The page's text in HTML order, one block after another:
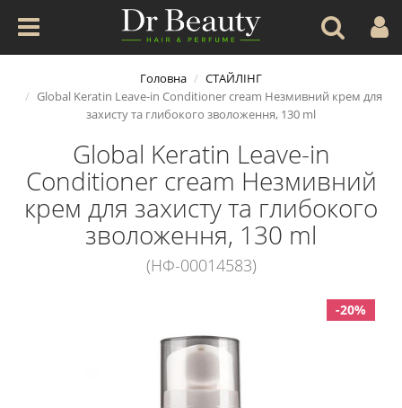
Головна
СТАЙЛІНГ
Global Keratin Leave-in Conditioner cream Незмивний крем для
захисту та глибокого зволоження, 130 ml
Global Keratin Leave-in
Conditioner cream Незмивний
крем для захисту та глибокого
зволоження, 130 ml
(НФ-00014583)
-20%